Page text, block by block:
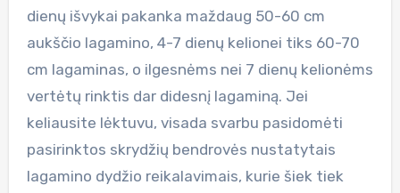
dienų išvykai pakanka maždaug 50-60 cm
aukščio lagamino, 4-7 dienų kelionei tiks 60-70
cm lagaminas, o ilgesnėms nei 7 dienų kelionėms
vertėtų rinktis dar didesnį lagaminą. Jei
keliausite lėktuvu, visada svarbu pasidomėti
pasirinktos skrydžių bendrovės nustatytais
lagamino dydžio reikalavimais, kurie šiek tiek